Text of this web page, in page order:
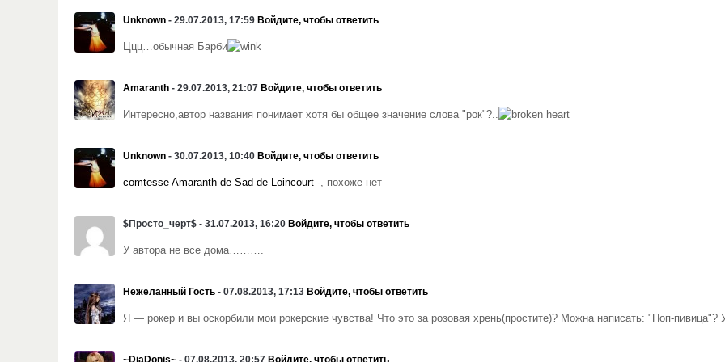
Unknown - 29.07.2013, 17:59 Войдите, чтобы ответить
Ццц…обычная Барби
Amaranth - 29.07.2013, 21:07 Войдите, чтобы ответить
Интересно,автор названия понимает хотя бы общее значение слова "рок"?..
Unknown - 30.07.2013, 10:40 Войдите, чтобы ответить
comtesse Amaranth de Sad de Loincourt -, похоже нет
$Просто_черт$ - 31.07.2013, 16:20 Войдите, чтобы ответить
У автора не все дома……….
Нежеланный Гость - 07.08.2013, 17:13 Войдите, чтобы ответить
Я — рокер и вы оскорбили мои рокерские чувства! Что это за розовая хрень(простите)? Можна написать: "Поп-
~DiaDonis~ - 07.08.2013, 20:57 Войдите, чтобы ответить